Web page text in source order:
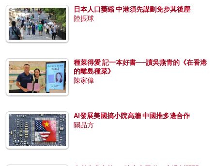
日本人口萎縮 中港須先謀劃免步其後塵
陸振球
種菜得愛 記一本好書──讀吳燕青的《在香港
的離島種菜》
陳家偉
AI發展美國搞小院高牆 中國推多邊合作
關品方